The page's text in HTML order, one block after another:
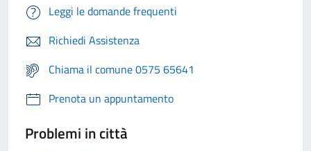
Leggi le domande frequenti
Richiedi Assistenza
Chiama il comune 0575 65641
Prenota un appuntamento
Problemi in città